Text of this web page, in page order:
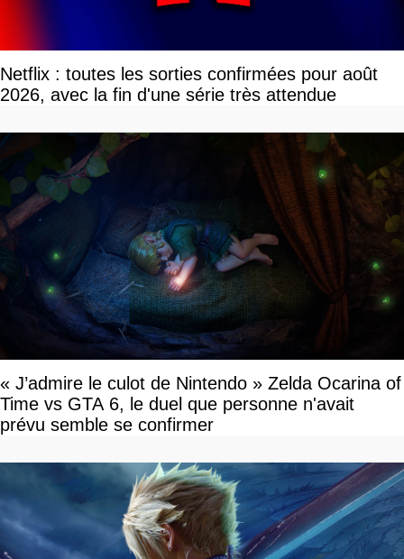
Netflix : toutes les sorties confirmées pour août
2026, avec la fin d'une série très attendue
« J’admire le culot de Nintendo » Zelda Ocarina of
Time vs GTA 6, le duel que personne n'avait
prévu semble se confirmer